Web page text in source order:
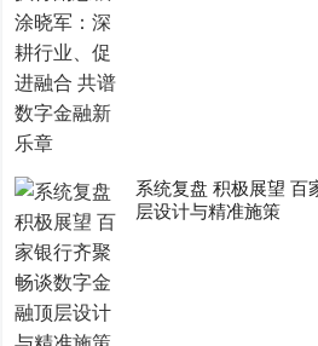
系统复盘 积极展望 百
层设计与精准施策